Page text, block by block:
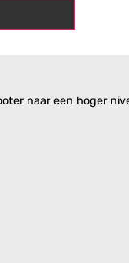
naar een hoger